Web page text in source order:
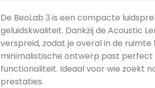
De BeoLab 3 is een compacte
geluidskwaliteit. Dankzij de Acoustic
verspreid, zodat je overal in de
minimalistische ontwerp past perfect
functionaliteit. Ideaal voor wie zoekt
prestaties.